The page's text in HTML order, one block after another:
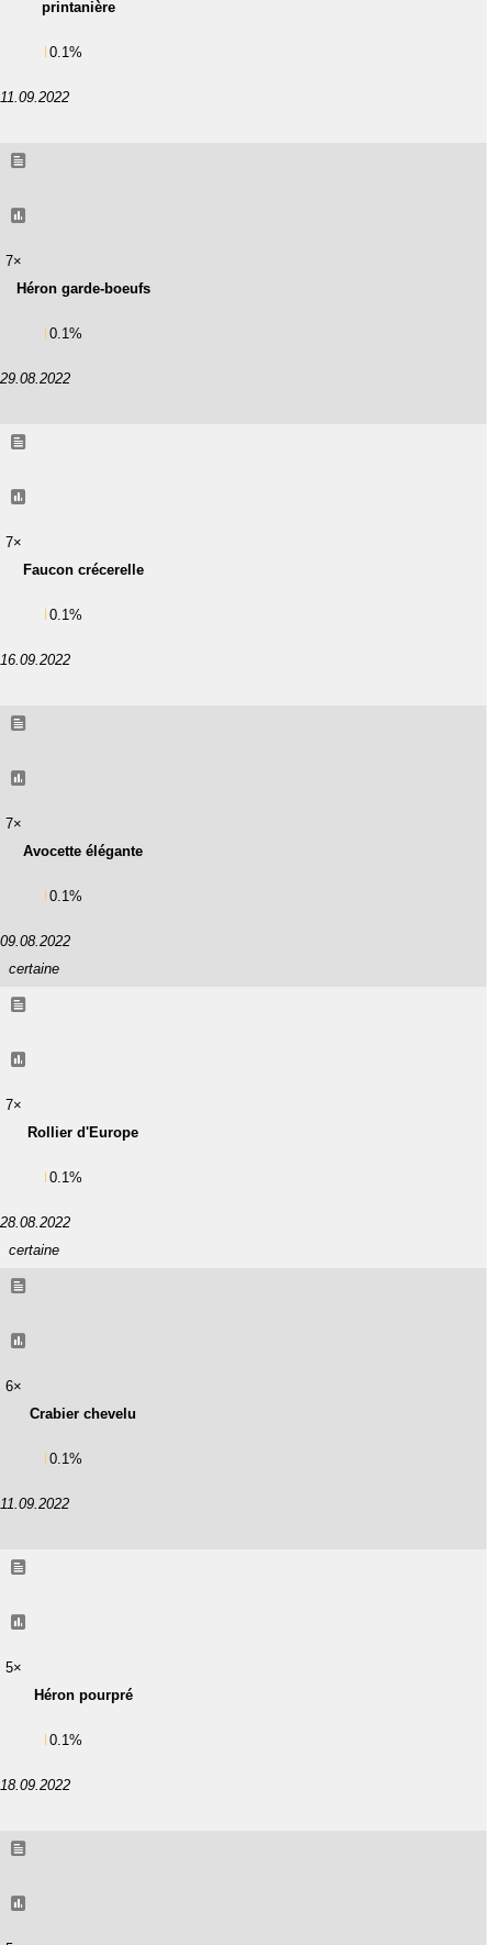
printanière
0.1%
11.09.2022
7×
Héron garde-boeufs
0.1%
29.08.2022
7×
Faucon crécerelle
0.1%
16.09.2022
7×
Avocette élégante
0.1%
09.08.2022
certaine
7×
Rollier d'Europe
0.1%
28.08.2022
certaine
6×
Crabier chevelu
0.1%
11.09.2022
5×
Héron pourpré
0.1%
18.09.2022